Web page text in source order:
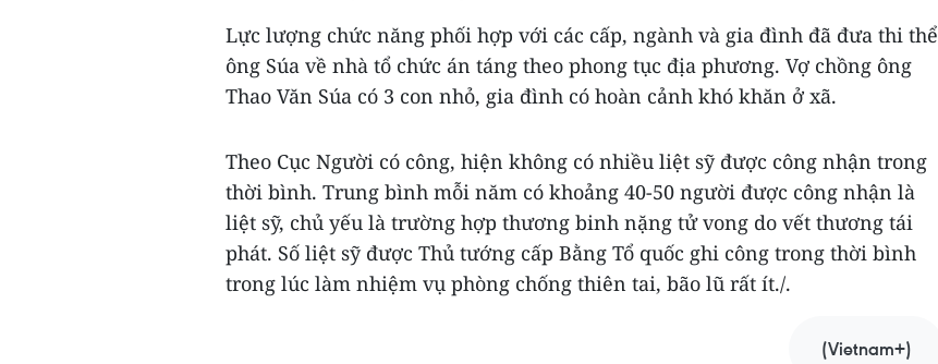
Lực lượng chức năng phối hợp với các cấp, ngành và gia đình đã đưa thi thể
ông Súa về nhà tổ chức án táng theo phong tục địa phương. Vợ chồng ông
Thao Văn Súa có 3 con nhỏ, gia đình có hoàn cảnh khó khăn ở xã.
Theo Cục Người có công, hiện không có nhiều liệt sỹ được công nhận trong
thời bình. Trung bình mỗi năm có khoảng 40-50 người được công nhận là
liệt sỹ, chủ yếu là trường hợp thương binh nặng tử vong do vết thương tái
phát. Số liệt sỹ được Thủ tướng cấp Bằng Tổ quốc ghi công trong thời bình
trong lúc làm nhiệm vụ phòng chống thiên tai, bão lũ rất ít./.
(Vietnam+)